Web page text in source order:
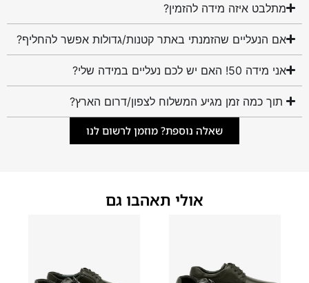
מתלבט איזה מידה להזמין?
אם הנעליים שהזמנתי באתר קטנות/גדולות אפשר להחליף?
אני מידה 50! האם יש לכם נעליים במידה שלי?
תוך כמה זמן מגיע המשלוח לצפון/דרום הארץ?
שאלה נוספת? מוזמן לרשום לנו
אולי תאהבו גם